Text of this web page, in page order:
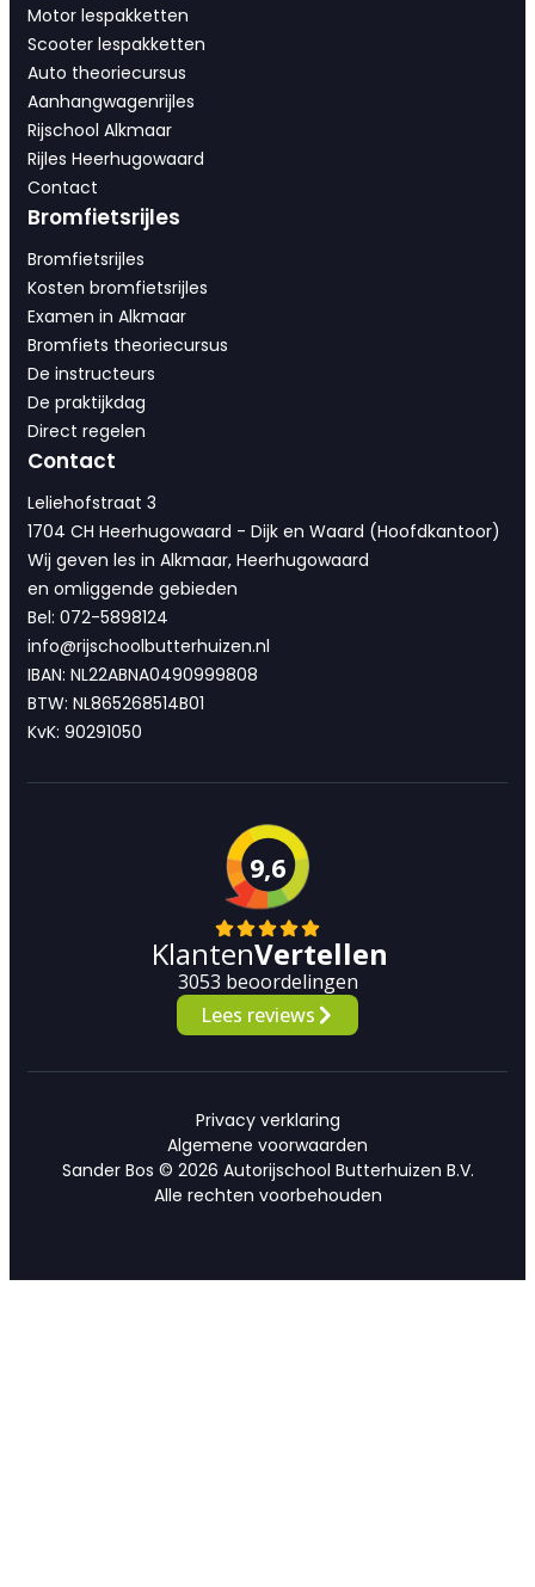
Motor lespakketten
Scooter lespakketten
Auto theoriecursus
Aanhangwagenrijles
Rijschool Alkmaar
Rijles Heerhugowaard
Contact
Bromfietsrijles
Bromfietsrijles
Kosten bromfietsrijles
Examen in Alkmaar
Bromfiets theoriecursus
De instructeurs
De praktijkdag
Direct regelen
Contact
Leliehofstraat 3
1704 CH Heerhugowaard - Dijk en Waard (Hoofdkantoor)
Wij geven les in Alkmaar, Heerhugowaard
en omliggende gebieden
Bel: 072-5898124
info@rijschoolbutterhuizen.nl
IBAN: NL22ABNA0490999808
BTW: NL865268514B01
KvK: 90291050
9,6
KlantenVertellen
3053 beoordelingen
Lees reviews
Privacy verklaring
Algemene voorwaarden
Sander Bos © 2026 Autorijschool Butterhuizen B.V.
Alle rechten voorbehouden